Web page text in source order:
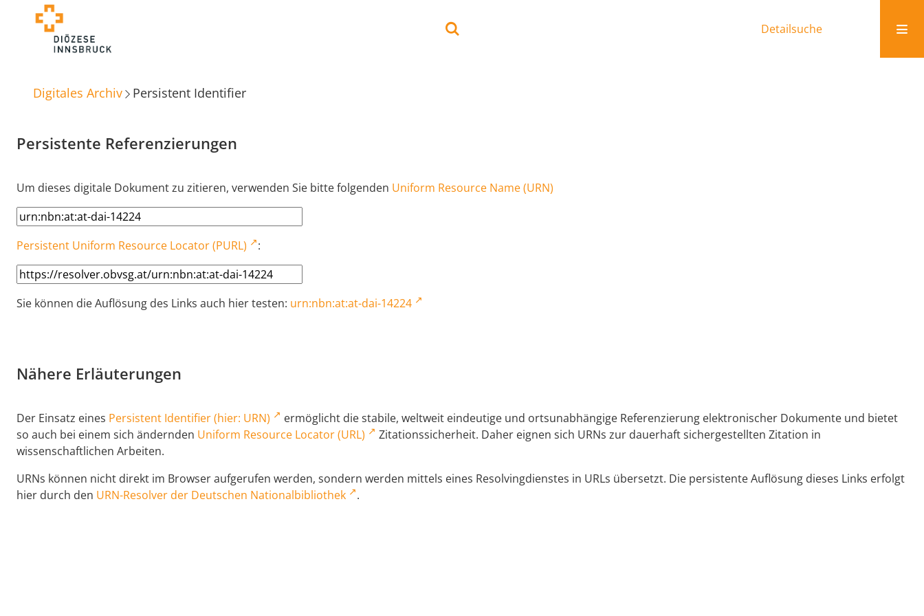
Detailsuche
Digitales Archiv Persistent Identifier
Persistente Referenzierungen
Um dieses digitale Dokument zu zitieren, verwenden Sie bitte folgenden Uniform Resource Name (URN)
Persistent Uniform Resource Locator (PURL) :
Sie können die Auflösung des Links auch hier testen: urn:nbn:at:at-dai-14224
Nähere Erläuterungen
Der Einsatz eines Persistent Identifier (hier: URN)
ermöglicht die stabile, weltweit eindeutige und ortsunabhängige Referenzierung elektronischer Dokumente und bietet
so auch bei einem sich ändernden Uniform Resource Locator (URL)
Zitationssicherheit. Daher eignen sich URNs zur dauerhaft sichergestellten Zitation in
wissenschaftlichen Arbeiten.
URNs können nicht direkt im Browser aufgerufen werden, sondern werden mittels eines Resolvingdienstes in URLs übersetzt. Die persistente Auflösung dieses Links erfolgt
hier durch den URN-Resolver der Deutschen Nationalbibliothek .